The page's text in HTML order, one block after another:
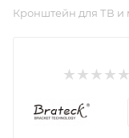
Кронштейн для ТВ и